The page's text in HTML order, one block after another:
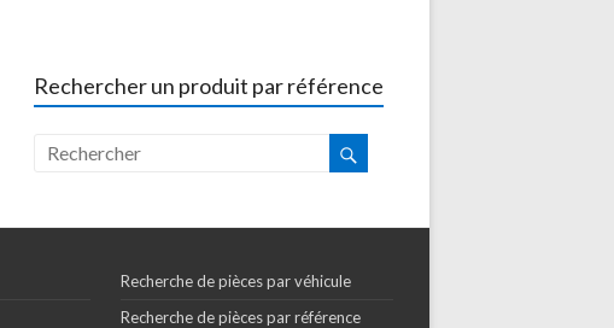
Rechercher un produit par référence
Recherche de pièces par véhicule
Recherche de pièces par référence